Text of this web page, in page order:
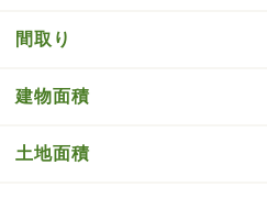
間取り
建物面積
土地面積